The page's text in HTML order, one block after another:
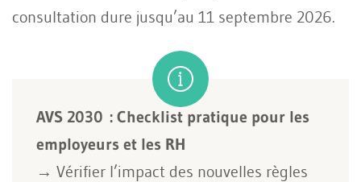
consultation dure jusqu’au 11 septembre 2026.
AVS 2030 : Checklist pratique pour les
employeurs et les RH
→ Vérifier l’impact des nouvelles règles